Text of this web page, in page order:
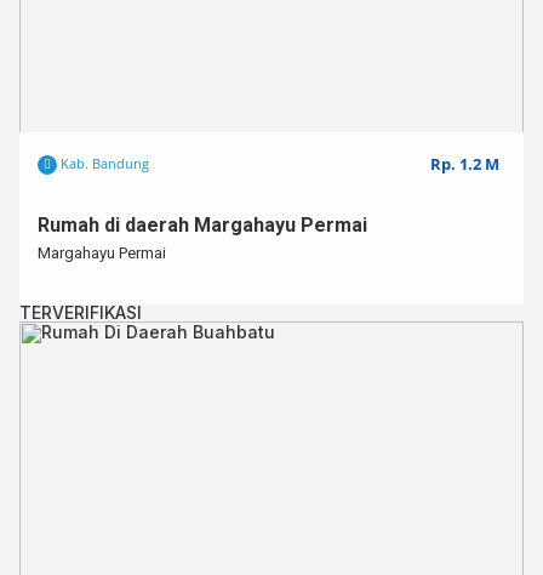
Kab. Bandung Rp. 1.2 M
Rumah di daerah Margahayu Permai
Margahayu Permai
TERVERIFIKASI